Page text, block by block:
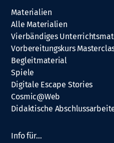
Materialien
Alle Materialien
Vierbändiges
Vorbereitungskurs
Begleitmaterial
Spiele
Digitale Escape Stories
Cosmic@Web
Didaktische
Info für…